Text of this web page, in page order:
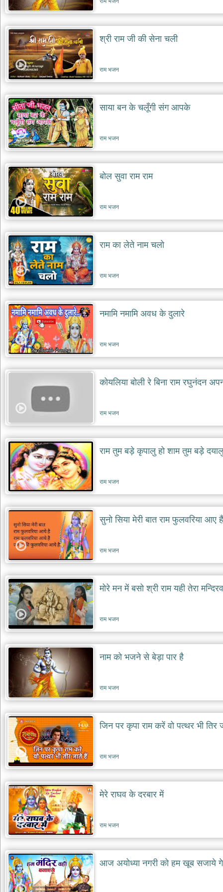
दयाल
भजन
bawa
lal
dayal
bhajans
शनि
देव
भजन
dev
bhajans
आज
का
भजन
bhajan
the
day
भजन
जोड़ें
add
bhajans
श्री राम जी की सेना चली
राम भजन
साया बन के चलूँगी संग आपके
राम भजन
बोल सुवा राम राम
राम भजन
राम का लेते नाम चलो
राम भजन
नमामि नमामि अवध के दुलारे
राम भजन
कोयलिया बोली रे बिना राम रघुनंदन
राम भजन
राम तुम बड़े कृपालु हो शाम तुम बड़े
राम भजन
सुनो सिया मेरी बात राम फुलवरिया आए हैं
राम भजन
मोरे मन में बसो श्री राम यही तेरा
राम भजन
नाम को भजने से बेड़ा पार है
राम भजन
जिन पर कृपा राम करें वो पत्थर भी तिर
राम भजन
मेरे राघव के दरबार में
राम भजन
आज अयोध्या नगरी को हम खूब सजाये गे